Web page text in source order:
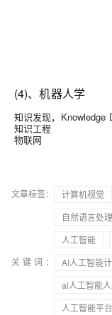
(4)、机器人学
知识发现，Knowledge
知识工程
物联网
文章标签： 计算机视觉
自然语言处理
人工智能
关键词：
AI人工智能
ai人工智能
人工智能平